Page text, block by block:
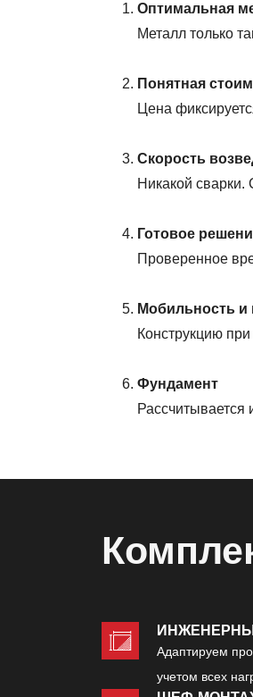
Оптимальная
Металл только
Понятная
Цена
Скорость
Никакой
Готовое
Проверенное
Мобильность и
Конструкцию
Фундамент
Рассчитывается
Адаптируем
учетом всех